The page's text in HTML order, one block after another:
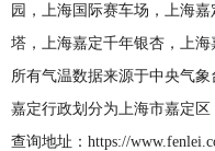
园，上海国际赛车场，上海
塔，上海嘉定千年银杏，上
所有气温数据来源于中央气象
嘉定行政划分为上海市嘉定区
查询地址：https://